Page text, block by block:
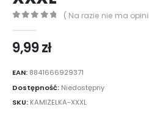
( Na razie nie ma
9,99zł
EAN: 8841666929371
Dostępność: Niedostępny
SKU: KAMIZELKA-XXXL